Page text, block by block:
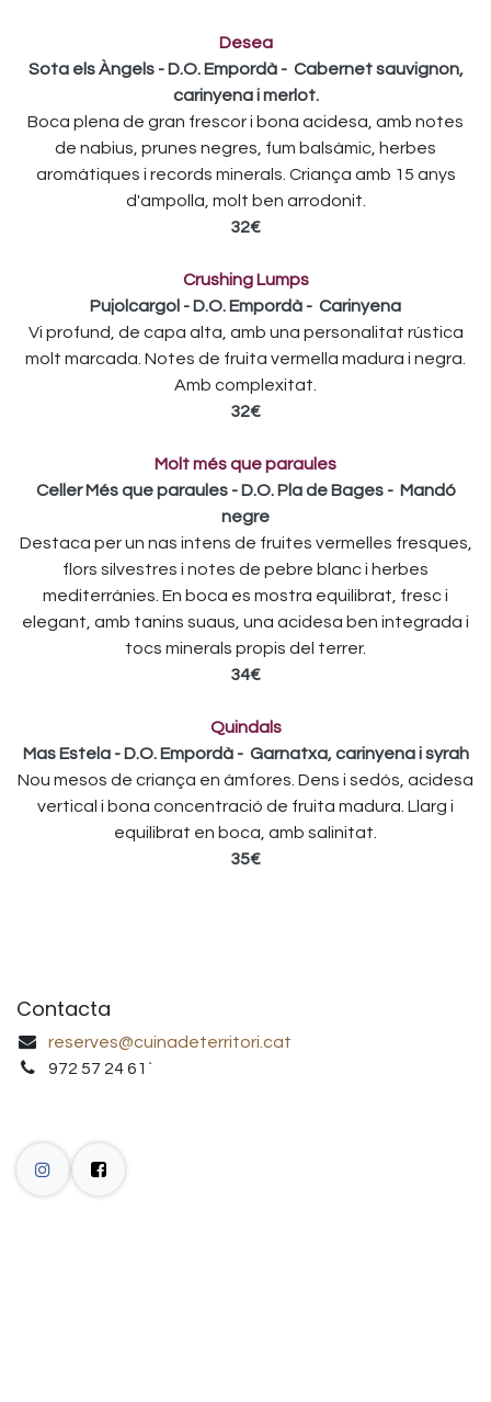
Desea
Sota els Àngels - D.O. Empordà - Cabernet sauvignon,
carinyena i merlot.
Boca plena de gran frescor i bona acidesa, amb notes
de nabius, prunes negres, fum balsàmic, herbes
aromàtiques i records minerals. Criança amb 15 anys
d'ampolla, molt ben arrodonit.
32€
Crushing Lumps
Pujolcargol - D.O. Empordà - Carinyena
Vi profund, de capa alta, amb una personalitat rústica
molt marcada. Notes de fruita vermella madura i negra.
Amb complexitat.
32€
Molt més que paraules
Celler Més que paraules - D.O. Pla de Bages - Mandó
negre
Destaca per un nas intens de fruites vermelles fresques,
flors silvestres i notes de pebre blanc i herbes
mediterrànies. En boca es mostra equilibrat, fresc i
elegant, amb tanins suaus, una acidesa ben integrada i
tocs minerals propis del terrer.
34€
Quindals
Mas Estela - D.O. Empordà - Garnatxa, carinyena i syrah
Nou mesos de criança en àmfores. Dens i sedós, acidesa
vertical i bona concentració de fruita madura. Llarg i
equilibrat en boca, amb salinitat.
35€
Contacta
reserves@cuinadeterritori.cat
972 57 24 61`